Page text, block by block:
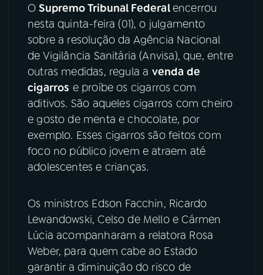
FESTIVAL DE MÚSICA
ACOMPANHE A RÁDIO NACIONAL
Instagram X
TikTok
OSupremo Tribunal Federalencerrou
nesta quinta-feira (01), o julgamento
sobre a resolução da Agência Nacional
de Vigilância Sanitária (Anvisa), que, entre
outras medidas, regula a venda de
cigarros e proíbe os cigarros com
aditivos. São aqueles cigarros com cheiro
e gosto de menta e chocolate, por
exemplo. Esses cigarros são feitos com
foco no público jovem e atraem até
adolescentes e crianças.
Os ministros Edson Facchin, Ricardo
Lewandowski, Celso de Mello e Cármen
Lúcia acompanharam a relatora Rosa
Weber, para quem cabe ao Estado
garantir a diminuição do risco de